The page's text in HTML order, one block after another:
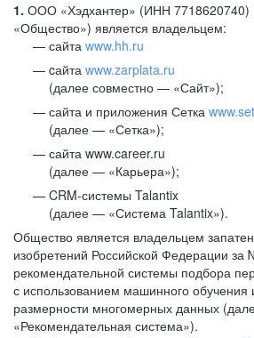
1. ООО «Хэдхантер» (ИНН
«Общество») является владельцем:
сайта www.hh.ru
cайта www.zarplata.ru
(далее совместно — «Сайт»);
сайта и приложения Сетка
(далее — «Сетка»);
сайта www.career.ru
(далее — «Карьера»);
CRM-системы Talantix
(далее — «Система Talantix»).
Общество является владельцем
изобретений Российской Федерации
рекомендательной системы подбора
с использованием машинного
размерности многомерных данных
«Рекомендательная система»).